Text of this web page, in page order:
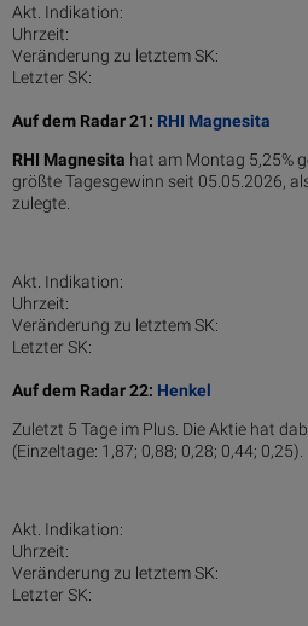
Akt. Indikation:
Uhrzeit:
Veränderung zu letztem SK:
Letzter SK:
Auf dem Radar 21: RHI Magnesita
RHI Magnesita hat am Montag 5,25%
größte Tagesgewinn seit 05.05.2026,
zulegte.
Akt. Indikation:
Uhrzeit:
Veränderung zu letztem SK:
Letzter SK:
Auf dem Radar 22: Henkel
Zuletzt 5 Tage im Plus. Die Aktie hat
(Einzeltage: 1,87; 0,88; 0,28; 0,44; 0,25).
Akt. Indikation:
Uhrzeit:
Veränderung zu letztem SK:
Letzter SK: